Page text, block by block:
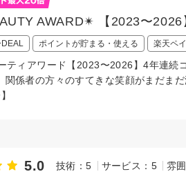
AWARD✴︎ 【2023〜2026
ポイントが貯まる・使える 楽天ペ
ティアワード【2023〜2026】4年連続
関係者の方々のすてきな笑顔がまだま
5.0 技術：5 サービス：5 雰